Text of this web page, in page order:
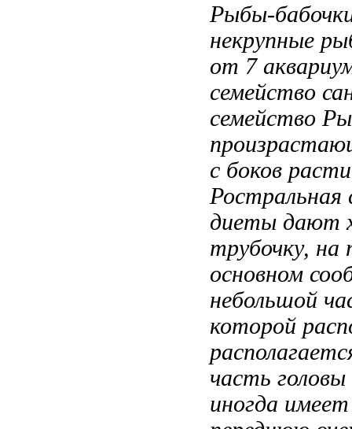
Рыбы-
некрупные
от 7
cемейство
cемейство
с боков
Ростральная
диеты дают
трубочку, на
основном
небольшой
которой
часть головы
иногда